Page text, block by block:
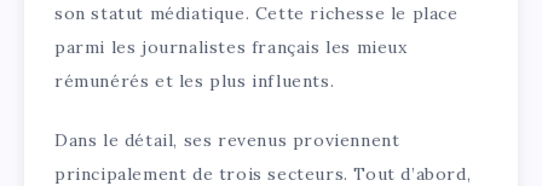
son statut médiatique. Cette richesse le place
parmi les journalistes français les mieux
rémunérés et les plus influents.
Dans le détail, ses revenus proviennent
principalement de trois secteurs. Tout d’abord,